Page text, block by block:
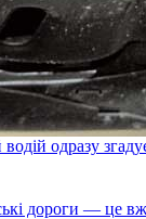
одразу
дороги — це